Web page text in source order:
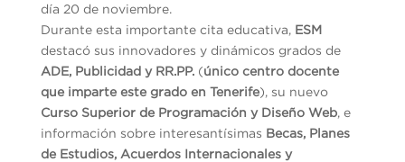
día 20 de noviembre.
Durante esta importante cita educativa, ESM
destacó sus innovadores y dinámicos grados de
ADE, Publicidad y RR.PP.(único centro docente
que imparte este grado en Tenerife), su nuevo
Curso Superior de Programación y Diseño Web, e
información sobre interesantísimas Becas, Planes
de Estudios, Acuerdos Internacionales y